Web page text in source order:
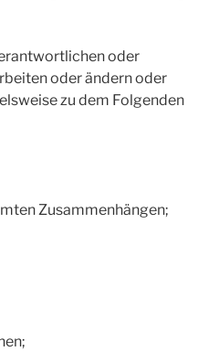
oder
oder ändern oder
zu dem Folgenden
Zusammenhängen;